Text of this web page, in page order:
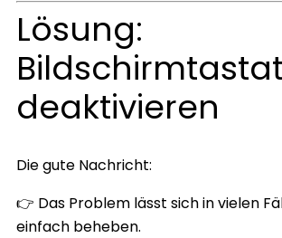
Lösung:
deaktivieren
Die gute Nachricht:
👉 Das Problem lässt sich in vielen
einfach beheben.